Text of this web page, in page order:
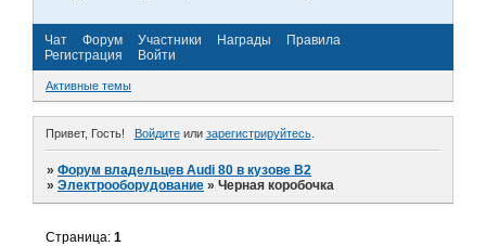
Чат Форум Участники Награды
Правила
Регистрация
Войти
Активные темы
Привет, Гость! Войдитеили зарегистрируйтесь.
»Форум владельцев Audi 80 в кузове В2
»Электрооборудование »Черная коробочка
Страница:1